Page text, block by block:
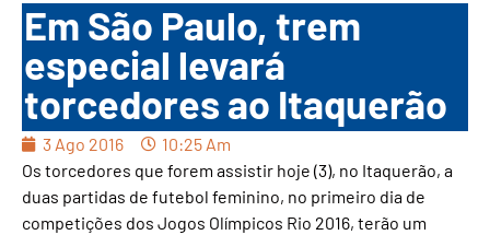
Em São Paulo, trem
especial levará
torcedores ao Itaquerão
3 Ago 2016
10:25 Am
Os torcedores que forem assistir hoje (3), no Itaquerão, a
duas partidas de futebol feminino, no primeiro dia de
competições dos Jogos Olímpicos Rio 2016, terão um